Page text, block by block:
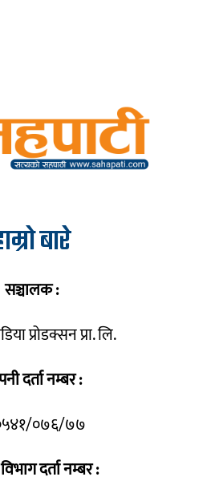
बारे
सञ्चालक :
प्रोडक्सन प्रा. लि.
दर्ता नम्बर :
०७६/७७
दर्ता नम्बर :